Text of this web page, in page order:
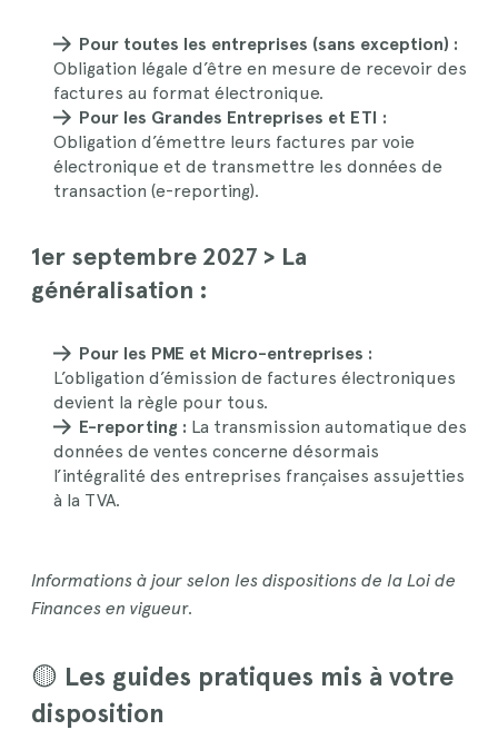
Pour toutes les entreprises (sans exception) :
Obligation légale d’être en mesure de recevoir des
factures au format électronique.
Pour les Grandes Entreprises et ETI :
Obligation d’émettre leurs factures par voie
électronique et de transmettre les données de
transaction (e-reporting).
1er septembre 2027 > La
généralisation :
Pour les PME et Micro-entreprises :
L’obligation d’émission de factures électroniques
devient la règle pour tous.
E-reporting : La transmission automatique des
données de ventes concerne désormais
l’intégralité des entreprises françaises assujetties
à la TVA.
Informations à jour selon les dispositions de la Loi de
Finances en vigueur.
🟡 Les guides pratiques mis à votre
disposition